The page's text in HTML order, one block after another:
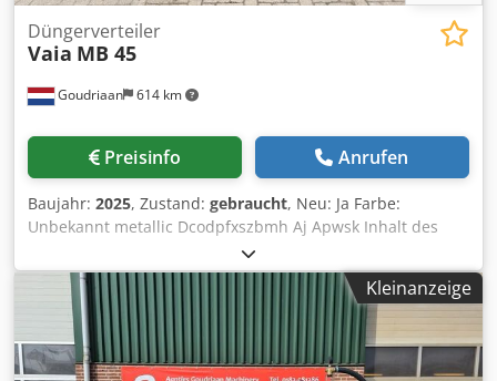
Goudriaan 614 km
Düngerverteiler
Vaia MB 45
Preisinfo Anrufen
Baujahr: 2025, Zustand: gebraucht, Neu: Ja Farbe:
Unbekannt metallic Dcodpfxszbmh Aj Apwsk Inhalt des
Kleinanzeige